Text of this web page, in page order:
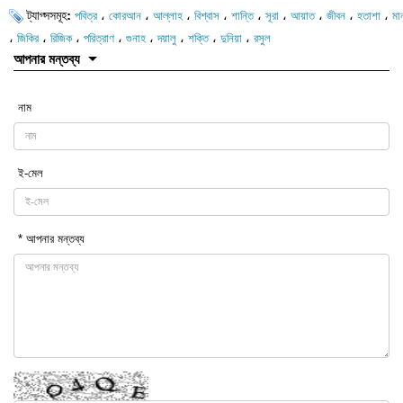
ট্যাগ্সসমূহ: পবিত্র ، কোরআন ، আল্লাহ ، বিশ্বাস ، শান্তি، সূরা ، আয়াত، জীবন ، হতাশা ،
، জিকির ، রিজিক، পরিত্রাণ ، গুনাহ ،দয়ালু ، শক্তি، দুনিয়া ، রসুল
আপনার মন্তব্য
নাম
ই-মেল
* আপনার মন্তব্য